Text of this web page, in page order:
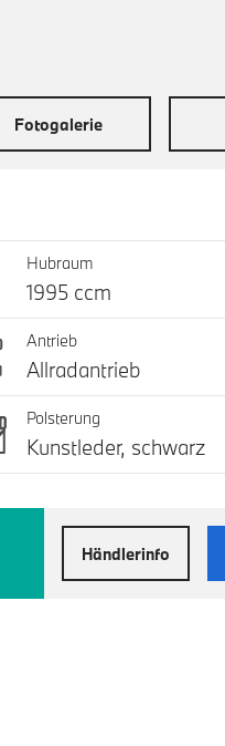
Fotogalerie
Hubraum
1995 ccm
Antrieb
Allradantrieb
Polsterung
Kunstleder, schwarz
Händlerinfo